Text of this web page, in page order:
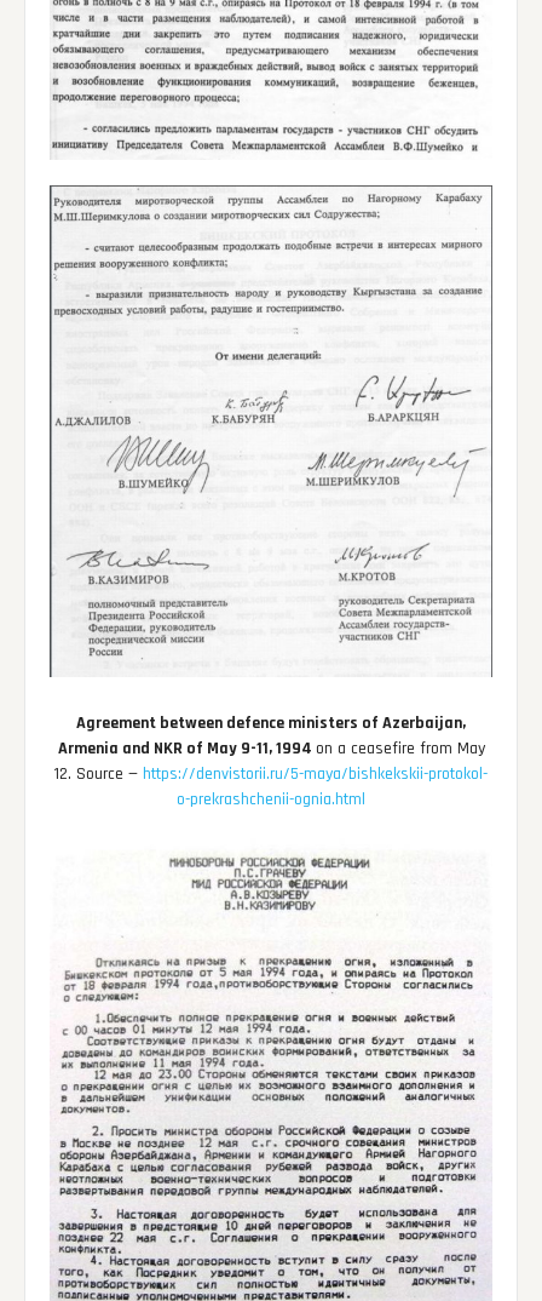
Agreement between defence ministers of Azerbaijan,
Armenia and NKR of May 9-11, 1994 on a ceasefire from May
12. Source — https://denvistorii.ru/5-maya/bishkekskii-protokol-
o-prekrashchenii-ognia.html